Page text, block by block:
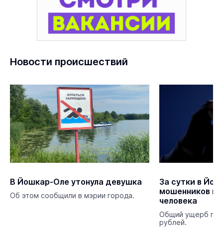
Новости происшествий
В Йошкар-Оле утонула девушка
Об этом сообщили в мэрии города.
За сутки в
мошенников
человека
Общий ущерб
рублей.